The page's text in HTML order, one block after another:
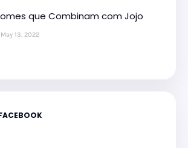
que Combinam com Jojo
May 13, 2022